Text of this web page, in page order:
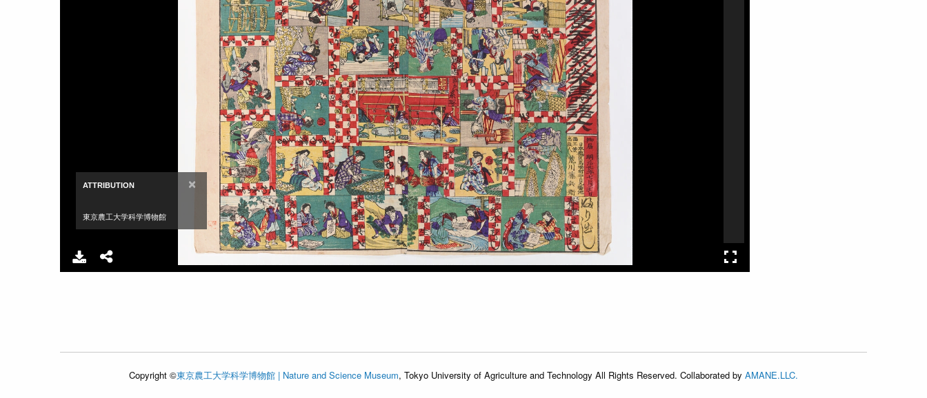
ATTRIBUTION ×
東京農工大学科学博物館
Copyright ©東京農工大学科学博物館 | Nature and Science Museum, Tokyo University of Agriculture and Technology All Rights Reserved. Collaborated by AMANE.LLC.